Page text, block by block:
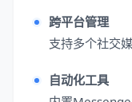
跨平台管理
支持多个社交
自动化工具